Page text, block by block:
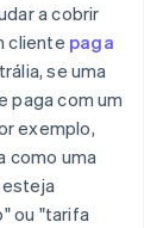
a cobrir
cliente paga
se uma
paga com um
exemplo,
como uma
esteja
ou "tarifa